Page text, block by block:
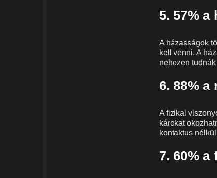
5. 57%
A házasságok
kell venni. A
nehezen
6. 88%
A fizikai
károkat
kontaktus
7. 60%